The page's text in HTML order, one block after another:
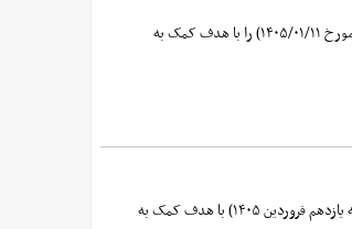
سازمان بورس و اوراق بهادار برنامه و نحوه فعالیت بورس‌ها و بازارها طی هفته‌ دوم سال ۱۴۰۵ (از روز ‌شنبه مورخ ۱۴۰۵/۰۱/۰۸ لغایت پایان روز کاری سه‌شنبه مورخ ۱۴۰۵/۰۱/۱۱) را با هدف کمک به
سازمان بورس و اوراق بهادار، شیوه آغاز فعالیت بورس‌ها و بازار سرمایه را در هفته دوم سال ۱۴۰۵ (از روز ‌شنبه هشت فروردین ۱۴۰۵ تا پایان روز کاری سه‌شنبه یازدهم فروردین ۱۴۰۵) با هدف کمک به